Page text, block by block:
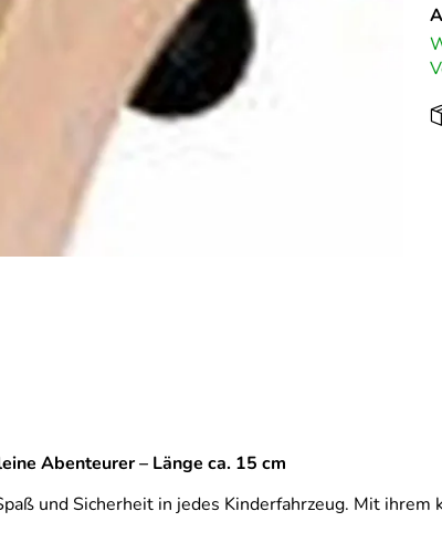
Abenteurer – Länge ca. 15 cm
und Sicherheit in jedes Kinderfahrzeug. Mit